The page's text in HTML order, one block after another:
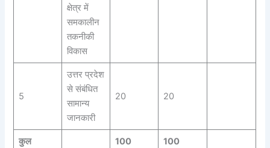
क्षेत्र में
समकालीन
तकनीकी
विकास
5
उत्तर प्रदेश
से संबंधित
सामान्य
जानकारी
20 20
कुल 100 100